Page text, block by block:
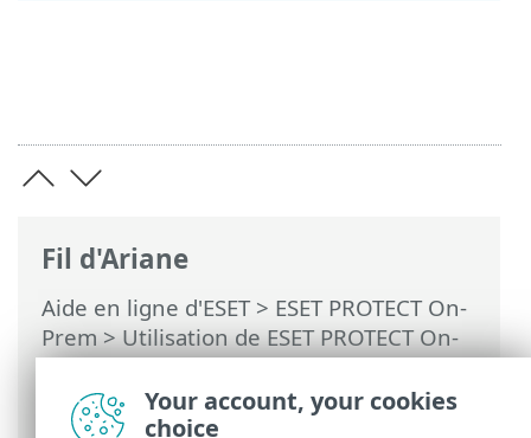
Fil d'Ariane
Aide en ligne d'ESET> ESET PROTECT On-
Prem>Utilisation de ESET PROTECT On-
Prem>ESET PROTECT On-Prem Menu
principal
>Tâches>Tâches client>
Désinstaller un logiciel
Your account, your cookies
choice